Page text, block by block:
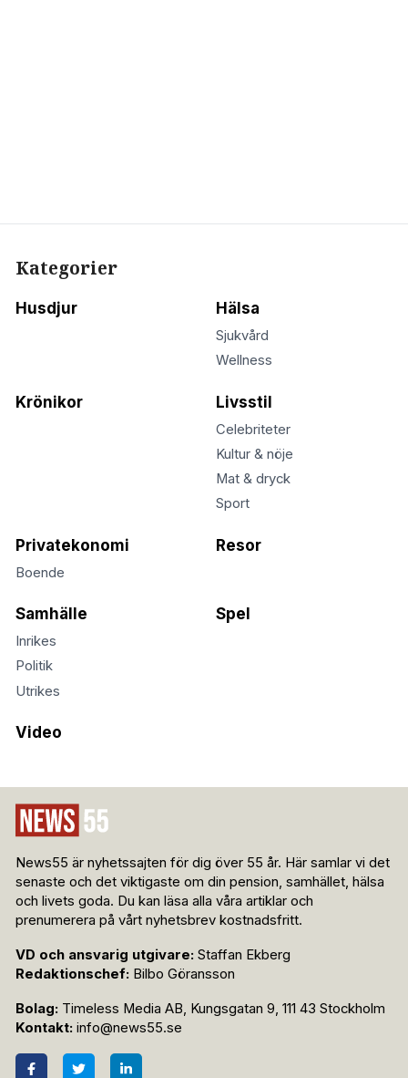
Kategorier
Husdjur Hälsa
Sjukvård
Wellness
Krönikor Livsstil
Celebriteter
Kultur & nöje
Mat & dryck
Sport
Privatekonomi
Boende
Resor
Samhälle
Inrikes
Politik
Utrikes
Spel
Video
News55 är nyhetssajten för dig över 55 år. Här samlar vi det
senaste och det viktigaste om din pension, samhället, hälsa
och livets goda. Du kan läsa alla våra artiklar och
prenumerera på vårt nyhetsbrev kostnadsfritt.
VD och ansvarig utgivare: Staffan Ekberg
Redaktionschef: Bilbo Göransson
Bolag: Timeless Media AB, Kungsgatan 9, 111 43 Stockholm
Kontakt: info@news55.se